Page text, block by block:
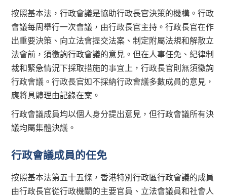
按照基本法，行政會議是協助行政長官決策的機構。行政
會議每周舉行一次會議，由行政長官主持。行政長官在作
出重要決策、向立法會提交法案、制定附屬法規和解散立
法會前，須徵詢行政會議的意見。但在人事任免、紀律制
裁和緊急情況下採取措施的事宜上，行政長官則無須徵詢
行政會議。行政長官如不採納行政會議多數成員的意見，
應將具體理由記錄在案。
行政會議成員均以個人身分提出意見，但行政會議所有決
議均屬集體決議。
行政會議成員的任免
按照基本法第五十五條，香港特別行政區行政會議的成員
由行政長官從行政機關的主要官員、立法會議員和社會人